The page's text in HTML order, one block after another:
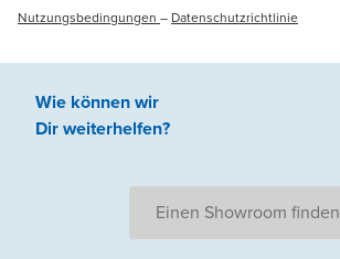
Nutzungsbedingungen – Datenschutzrichtlinie
Wie können wir
Dir weiterhelfen?
Einen Showroom finden